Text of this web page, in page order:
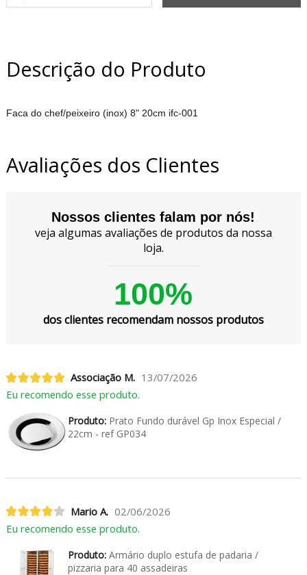
Descrição do Produto
Faca do chef/peixeiro (inox) 8" 20cm ifc-001
Avaliações dos Clientes
Nossos clientes falam por nós!
veja algumas avaliações de produtos da nossa
loja.
100%
dos clientes recomendam nossos produtos
Associação M. 13/07/2026
Eu recomendo esse produto.
Produto:Prato Fundo durável Gp Inox Especial /
22cm - ref GP034
Mario A. 02/06/2026
Eu recomendo esse produto.
Produto:Armário duplo estufa de padaria /
pizzaria para 40 assadeiras